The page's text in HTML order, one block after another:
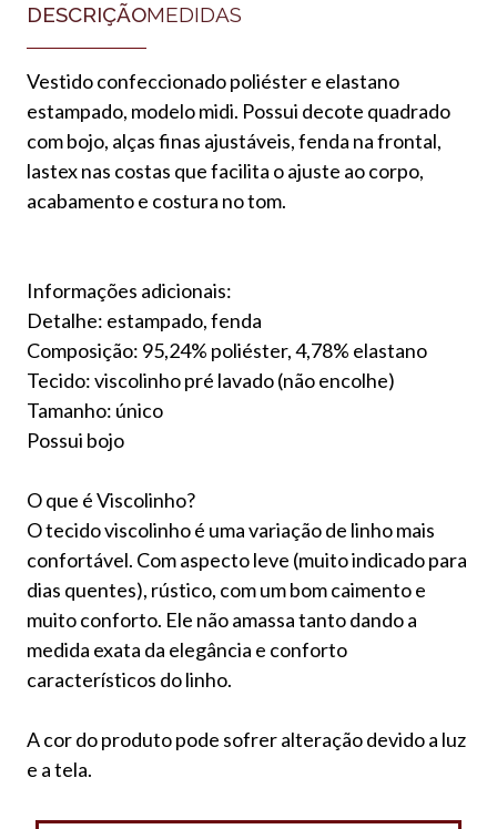
DESCRIÇÃOMEDIDAS
Vestido confeccionado poliéster e elastano
estampado, modelo midi. Possui decote quadrado
com bojo, alças finas ajustáveis, fenda na frontal,
lastex nas costas que facilita o ajuste ao corpo,
acabamento e costura no tom.
Informações adicionais:
Detalhe: estampado, fenda
Composição: 95,24% poliéster, 4,78% elastano
Tecido: viscolinho pré lavado (não encolhe)
Tamanho: único
Possui bojo
O que é Viscolinho?
O tecido viscolinho é uma variação de linho mais
confortável. Com aspecto leve (muito indicado para
dias quentes), rústico, com um bom caimento e
muito conforto. Ele não amassa tanto dando a
medida exata da elegância e conforto
característicos do linho.
A cor do produto pode sofrer alteração devido a luz
e a tela.